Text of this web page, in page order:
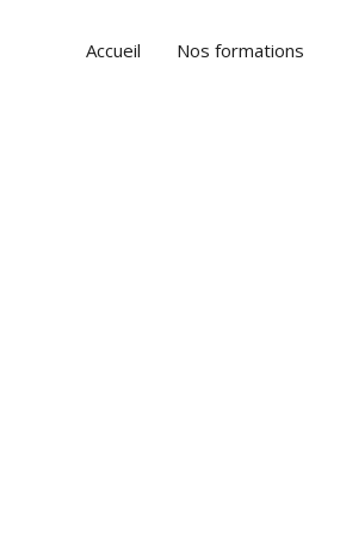
Accueil Nos formations